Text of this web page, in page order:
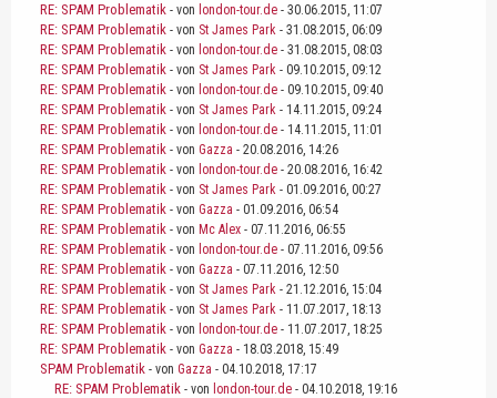
RE: SPAM Problematik - von london-tour.de - 30.06.2015, 11:07
RE: SPAM Problematik - von St James Park - 31.08.2015, 06:09
RE: SPAM Problematik - von london-tour.de - 31.08.2015, 08:03
RE: SPAM Problematik - von St James Park - 09.10.2015, 09:12
RE: SPAM Problematik - von london-tour.de - 09.10.2015, 09:40
RE: SPAM Problematik - von St James Park - 14.11.2015, 09:24
RE: SPAM Problematik - von london-tour.de - 14.11.2015, 11:01
RE: SPAM Problematik - von Gazza - 20.08.2016, 14:26
RE: SPAM Problematik - von london-tour.de - 20.08.2016, 16:42
RE: SPAM Problematik - von St James Park - 01.09.2016, 00:27
RE: SPAM Problematik - von Gazza - 01.09.2016, 06:54
RE: SPAM Problematik - von Mc Alex - 07.11.2016, 06:55
RE: SPAM Problematik - von london-tour.de - 07.11.2016, 09:56
RE: SPAM Problematik - von Gazza - 07.11.2016, 12:50
RE: SPAM Problematik - von St James Park - 21.12.2016, 15:04
RE: SPAM Problematik - von St James Park - 11.07.2017, 18:13
RE: SPAM Problematik - von london-tour.de - 11.07.2017, 18:25
RE: SPAM Problematik - von Gazza - 18.03.2018, 15:49
SPAM Problematik - von Gazza - 04.10.2018, 17:17
RE: SPAM Problematik - von london-tour.de - 04.10.2018, 19:16